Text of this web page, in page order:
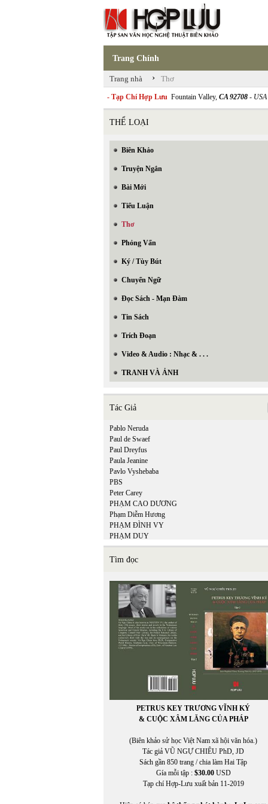
Trang Chính
Trang nhà › Thơ
- Tạp Chí Hợp Lưu Fountain Valley, CA 92708 - USA
THỂ LOẠI
Biên Khảo
Truyện Ngắn
Bài Mới
Tiểu Luận
Thơ
Phỏng Vấn
Ký / Tùy Bút
Chuyển Ngữ
Đọc Sách - Mạn Đàm
Tin Sách
Trích Đoạn
Video & Audio : Nhạc & . . .
TRANH VÀ ẢNH
Tác Giả
Pablo Neruda
Paul de Swaef
Paul Dreyfus
Paula Jeanine
Pavlo Vyshebaba
PBS
Peter Carey
PHẠM CAO DƯƠNG
Phạm Diễm Hương
PHẠM ĐÌNH VY
PHẠM DUY
Phạm Hiền Mây
Phạm Hoàng Quân
PHẠM HỒNG SƠN
Phạm Mạnh Hào chuyển ngữ
PHẠM NGỌC CẢNH NAM
PHẠM NGỌC LƯƠNG
Phạm Phú Cường (chuyển ngữ)
Phạm Phương
PHẠM QUANG TRUNG
PHẠM THANH NGHIÊN
Phạm Tử Văn
PHẠM TUYỀN
PHẠM VŨ THỊNH
PHẠM VŨ THỊNH chuyển ngữ
Phạm Xuân Hy
Phạm Xuân Hy chuyển ngữ
PHẠM XUÂN NGUYÊN
Tìm đọc
PETRUS KEY TRƯƠNG VĨNH KÝ
& CUỘC XÂM LĂNG CỦA PHÁP
(Biên khảo sử học Việt Nam xã hội văn hóa.)
Tác giả VŨ NGỰ CHIÊU PhD, JD
Sách gần 850 trang / chia làm Hai Tập
Gía mỗi tập : $30.00USD
Tạp chí Hợp-Lưu xuất bản 11-2019